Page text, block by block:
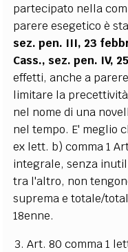
partecipato nella
parere esegetico è
sez. pen. III, 23
Cass., sez. pen. IV,
effetti, anche a
limitare la precettività
nel nome di una
nel tempo. E' meglio
ex lett. b) comma 1
integrale, senza
tra l'altro, non
suprema e totale/
18enne.
Art. 80 comma 1